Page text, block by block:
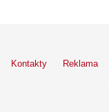
Kontakty Reklama